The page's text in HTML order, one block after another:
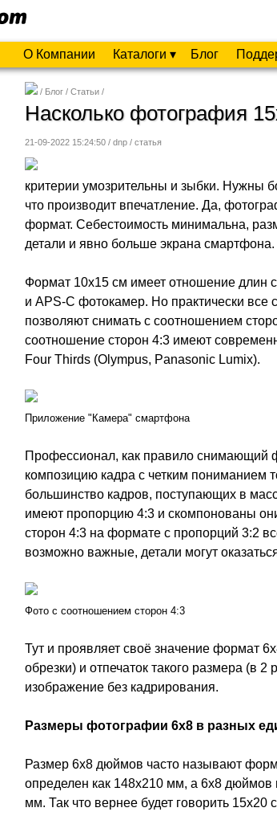
О Компании Каталоги ▾ Блог
Блог Статьи
Насколько фотография
21-09-2022 15:24:50 / dnp / статья
критерии умозрительны и зыбки. Нужны
что производит впечатление. Да,
формат. Себестоимость минимальна,
детали и явно больше экрана
Формат 10х15 см имеет отношение длин
и APS-C фотокамер. Но практически
позволяют снимать с соотношением
соотношение сторон 4:3 имеют
Four Thirds (Olympus, Panasonic Lumix).
Приложение "Камера" смартфона
Профессионал, как правило снимающий
композицию кадра с четким пониманием
большинство кадров, поступающих в
имеют пропорцию 4:3 и скомпонованы
сторон 4:3 на формате с пропорций 3:2
возможно важные, детали могут
Фото с соотношением сторон 4:3
Тут и проявляет своё значение формат
обрезки) и отпечаток такого размера (в
изображение без кадрирования.
Размеры фотографии 6x8 в разных
Размер 6x8 дюймов часто называют
определен как 148х210 мм, а 6х8 дюймов
мм. Так что вернее будет говорить 15х20